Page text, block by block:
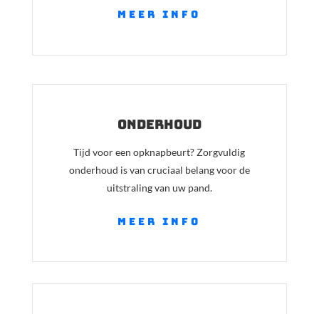
meer info
onderhoud
Tijd voor een opknapbeurt? Zorgvuldig
onderhoud is van cruciaal belang voor de
uitstraling van uw pand.
meer info